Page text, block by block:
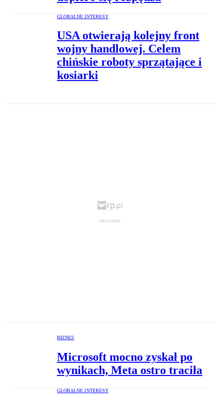
GLOBALNE INTERESY
USA otwierają kolejny front
wojny handlowej. Celem
chińskie roboty sprzątające i
kosiarki
BIZNES
Microsoft mocno zyskał po
wynikach, Meta ostro traciła
GLOBALNE INTERESY